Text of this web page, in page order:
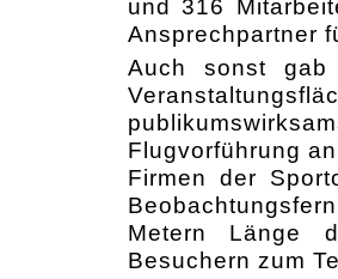
und 316
Ansprechpartner
Auch sonst
Flugvorführung
Firmen der
Metern Länge
Besuchern zum